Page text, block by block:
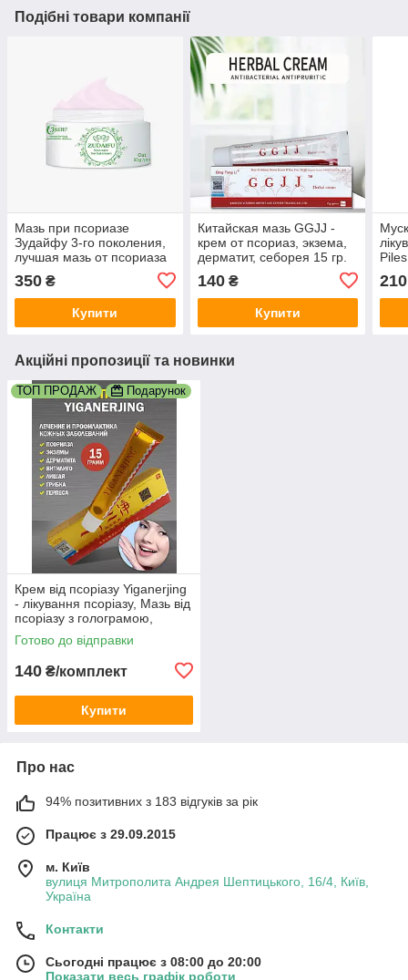
Подібні товари компанії
Мазь при псориазе
Зудайфу 3-го поколения,
лучшая мазь от псориаза
350 ₴
Купити
Китайская мазь GGJJ -
крем от псориаз, экзема,
дерматит, себорея 15 гр.
140₴
Купити
Piles
210
Акційні пропозиції та новинки
ТОП ПРОДАЖ Подарунок
Крем від псоріазу Yiganerjing
- лікування псоріазу, Мазь від
псоріазу з голограмою,
Термін придатності до
01.2028
Готово до відправки
140 ₴/комплект
Купити
Про нас
94% позитивних з 183 відгуків за рік
Працює з 29.09.2015
м. Київ
вулиця Митрополита Андрея Шептицького, 16/4, Київ,
Україна
Контакти
Сьогодні працює з 08:00 до 20:00
Показати весь графік роботи